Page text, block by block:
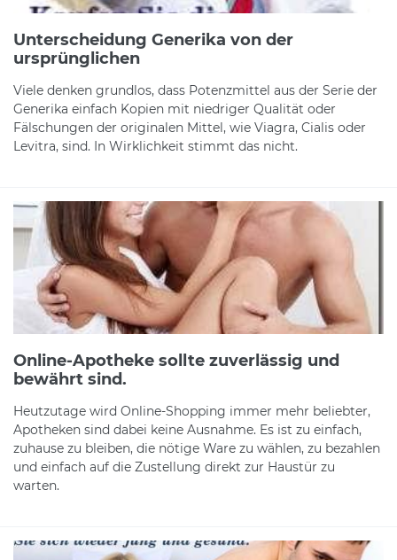
Unterscheidung Generika von der
ursprünglichen
Viele denken grundlos, dass Potenzmittel aus der Serie der
Generika einfach Kopien mit niedriger Qualität oder
Fälschungen der originalen Mittel, wie Viagra, Cialis oder
Levitra, sind. In Wirklichkeit stimmt das nicht.
Online-Apotheke sollte zuverlässig und
bewährt sind.
Heutzutage wird Online-Shopping immer mehr beliebter,
Apotheken sind dabei keine Ausnahme. Es ist zu einfach,
zuhause zu bleiben, die nötige Ware zu wählen, zu bezahlen
und einfach auf die Zustellung direkt zur Haustür zu
warten.